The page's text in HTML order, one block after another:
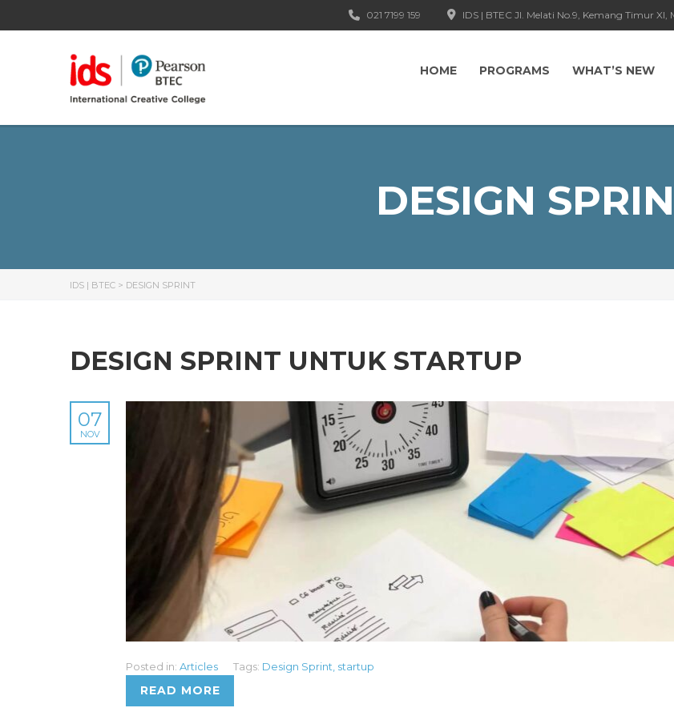
IDS | BTEC Jl. Melati No.9, Kemang Timur
021 7199 159
HOME PROGRAMS WHAT’S NEW
DESIGN
IDS | BTEC > DESIGN SPRINT
DESIGN SPRINT UNTUK STARTUP
07
NOV
Posted in: Articles Tags: Design Sprint startup
READ MORE